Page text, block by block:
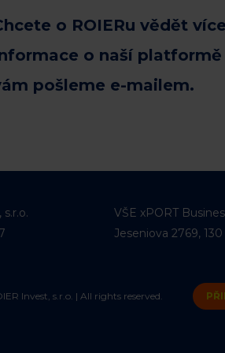
o ROIERu vědět
o naší platformě
pošleme e-mailem.
VŠE xPORT
Jeseniova 2769,
Invest, s.r.o. | All rights reserved.